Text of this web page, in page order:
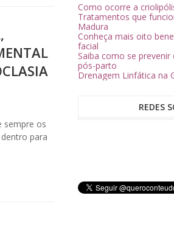
os
para
Como ocorre a
Tratamentos que
Madura
Conheça mais oito
facial
Saiba como se
pós-parto
Drenagem Linfática na
REDES